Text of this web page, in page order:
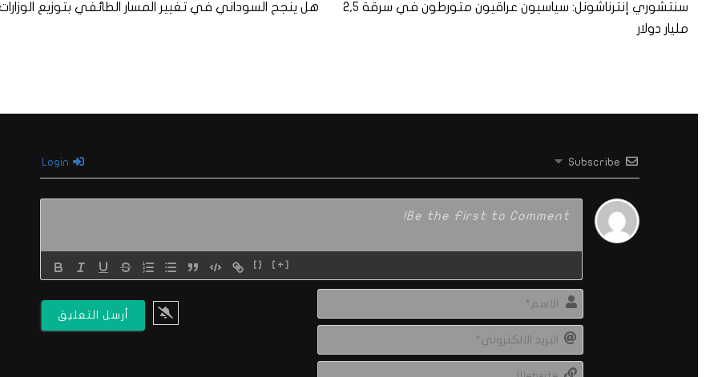
سنتشوري إنترناشونل: سياسيون عراقيون متورطون في سرقة 2,5
مليار دولار
هل ينجح السوداني في تغيير المسار الطائفي بتوزيع
Subscribe
{} [+]